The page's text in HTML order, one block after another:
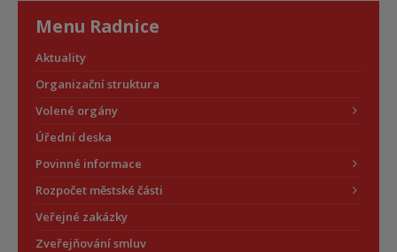
Menu Radnice
Aktuality
Organizační struktura
Volené orgány
Úřední deska
Povinné informace
Rozpočet městské části
Veřejné zakázky
Zveřejňování smluv